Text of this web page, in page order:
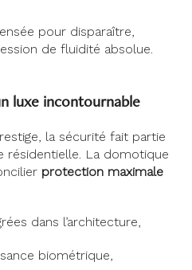
pour disparaître,
de fluidité absolue.
luxe incontournable
la sécurité fait partie
résidentielle. La domotique
protection maximale
dans l’architecture,
biométrique,